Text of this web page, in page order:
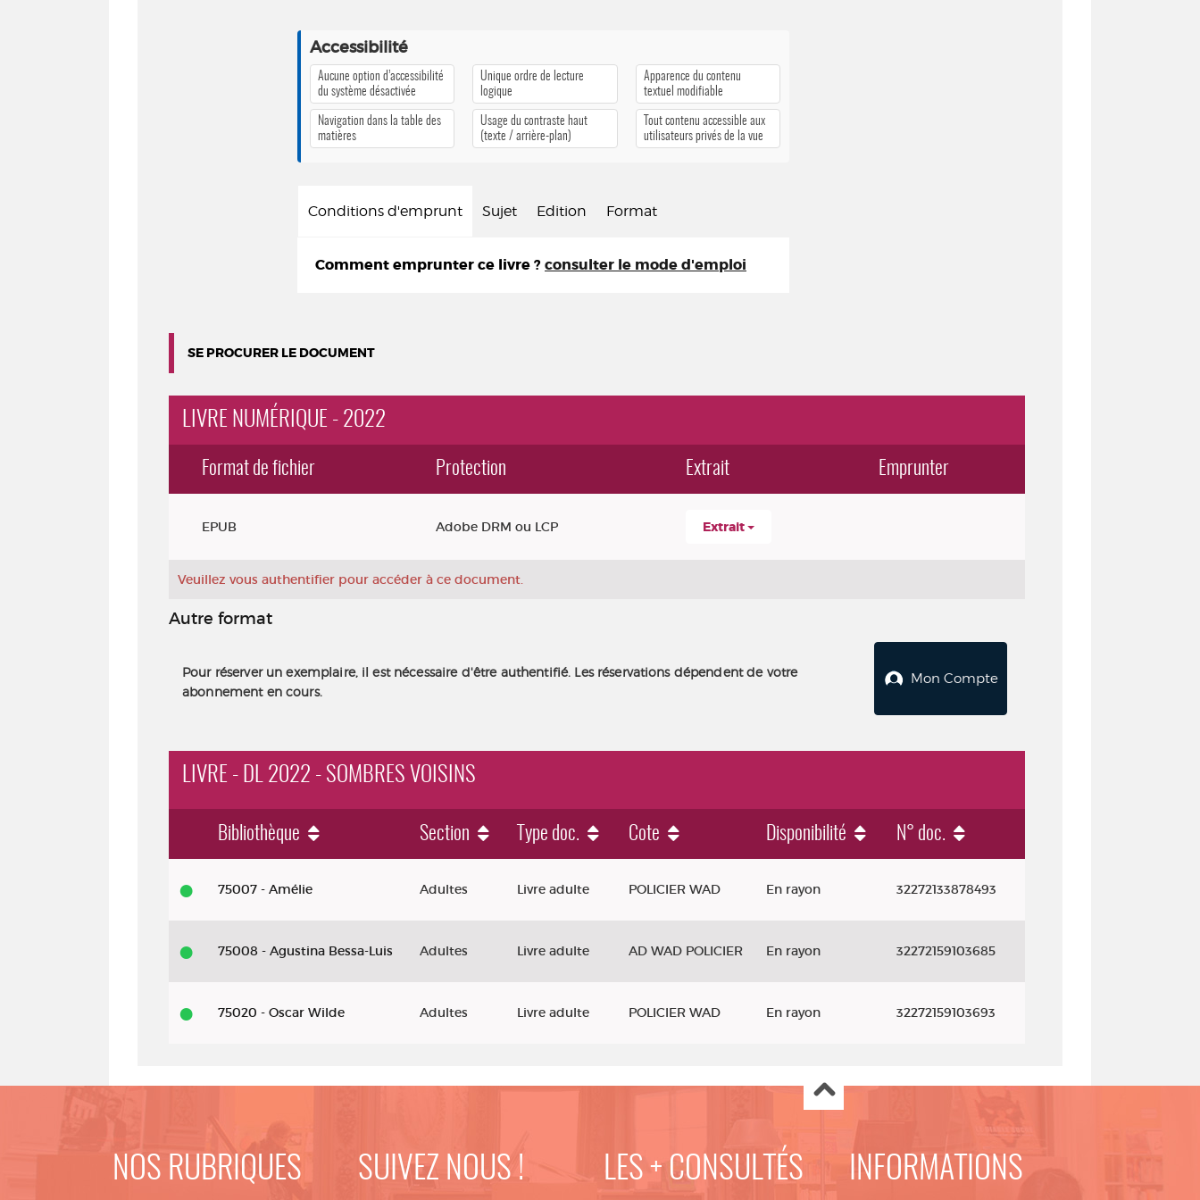
Accessibilité
Aucune option d’accessibilité
du système désactivée
Navigation dans la table des
matières
Unique ordre de lecture
logique
Usage du contraste haut
(texte / arrière-plan)
Apparence du contenu
textuel modifiable
Tout contenu accessible aux
utilisateurs privés de la vue
Conditions d'emprunt Sujet Edition Format
Comment emprunter ce livre ? consulter le mode d'emploi
SE PROCURER LE DOCUMENT
LIVRE NUMÉRIQUE - 2022
Format de fichier Protection Extrait Emprunter
EPUB Adobe DRM ou LCP Extrait
Veuillez vous authentifier pour accéder à ce document.
Autre format
Pour réserver un exemplaire, il est nécessaire d'être authentifié. Les réservations dépendent de votre
abonnement en cours.
Mon Compte
LIVRE - DL 2022 - SOMBRES VOISINS
Bibliothèque Section Type doc. Cote Disponibilité N° doc.
75007 - Amélie Adultes Livre adulte POLICIER WAD En rayon 32272133878493
75008 - Agustina Bessa-Luis Adultes Livre adulte AD WAD POLICIER En rayon 32272159103685
75020 - Oscar Wilde Adultes Livre adulte POLICIER WAD En rayon 32272159103693
NOS RUBRIQUES SUIVEZ NOUS ! LES + CONSULTÉS INFORMATIONS